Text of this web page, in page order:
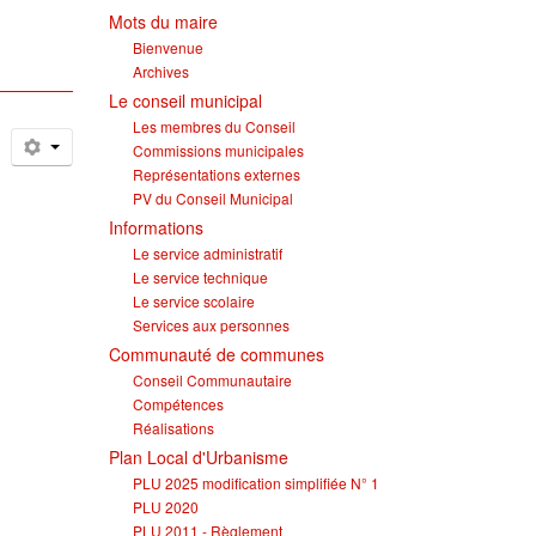
Mots du maire
Bienvenue
Archives
Le conseil municipal
Les membres du Conseil
Commissions municipales
Représentations externes
PV du Conseil Municipal
Informations
Le service administratif
Le service technique
Le service scolaire
Services aux personnes
Communauté de communes
Conseil Communautaire
Compétences
Réalisations
Plan Local d'Urbanisme
PLU 2025 modification simplifiée N° 1
PLU 2020
PLU 2011 - Règlement